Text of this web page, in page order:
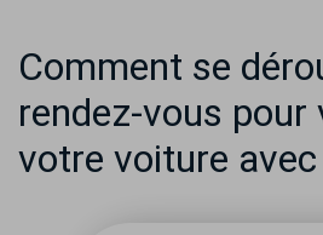
Comment se
rendez-vous pour
votre voiture